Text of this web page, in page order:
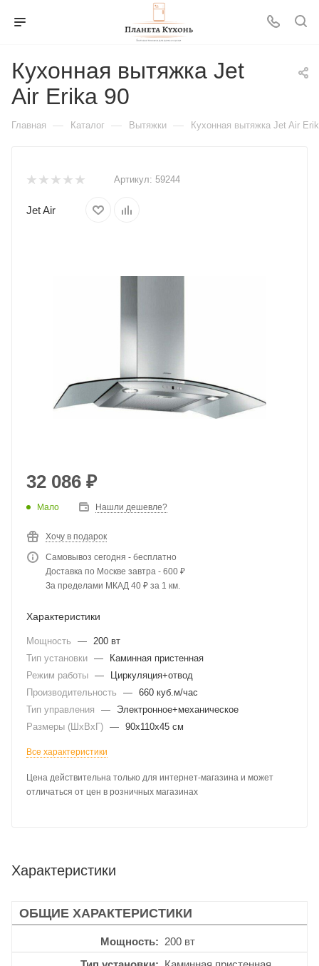
Кухонная вытяжка Jet
Air Erika 90
Главная — Каталог — Вытяжки — Кухонная вытяжка Jet Air
Артикул: 59244
Jet Air
32 086 ₽
Мало Нашли дешевле?
Хочу в подарок
Самовывоз сегодня - бесплатно
Доставка по Москве завтра - 600 ₽
За пределами МКАД 40 ₽ за 1 км.
Характеристики
Мощность — 200 вт
Тип установки —
Каминная пристенная
Режим работы —
Циркуляция+отвод
Производительность
— 660 куб.м/час
Тип управления
—
Электронное+механическое
Размеры (ШхВхГ) — 90x110x45 см
Все характеристики
Цена действительна только для интернет-магазина и может
отличаться от цен в розничных магазинах
Характеристики
ОБЩИЕ ХАРАКТЕРИСТИКИ
Мощность
200 вт